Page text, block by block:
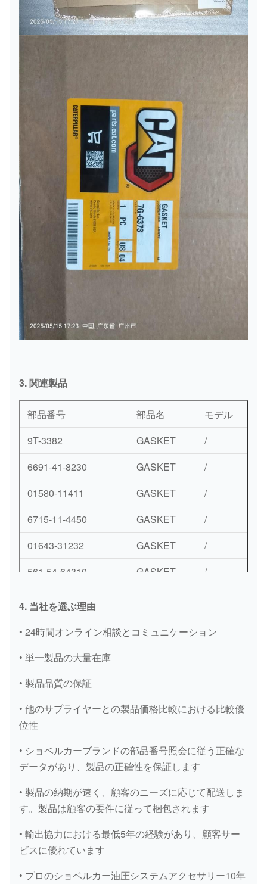
3. 関連製品
部品番号 部品名
モデル
9T-3382
GASKET
/
6691-41-8230
GASKET
/
01580-11411
GASKET
/
6715-11-4450
GASKET
/
01643-31232
GASKET
/
561-54-64310
GASKET
/
R200LC WASHER
04065-09030
150-30-13480
GASKET
1S4295
8S-5409
GASKET
/
LQ15V00005S008
GASKET
/
9Y-1979
GASKET /
4. 当社を選ぶ理由
• 24時間オンライン相談とコミュニケーション
• 単一製品の大量在庫
• 製品品質の保証
• 他のサプライヤーとの製品価格比較における比較優
位性
• ショベルカーブランドの部品番号照会に従う正確な
データがあり、製品の正確性を保証します
• 製品の納期が速く、顧客のニーズに応じて配送しま
す。製品は顧客の要件に従って梱包されます
• 輸出協力における最低5年の経験があり、顧客サー
ビスに優れています
• プロのショベルカー油圧システムアクセサリー10年